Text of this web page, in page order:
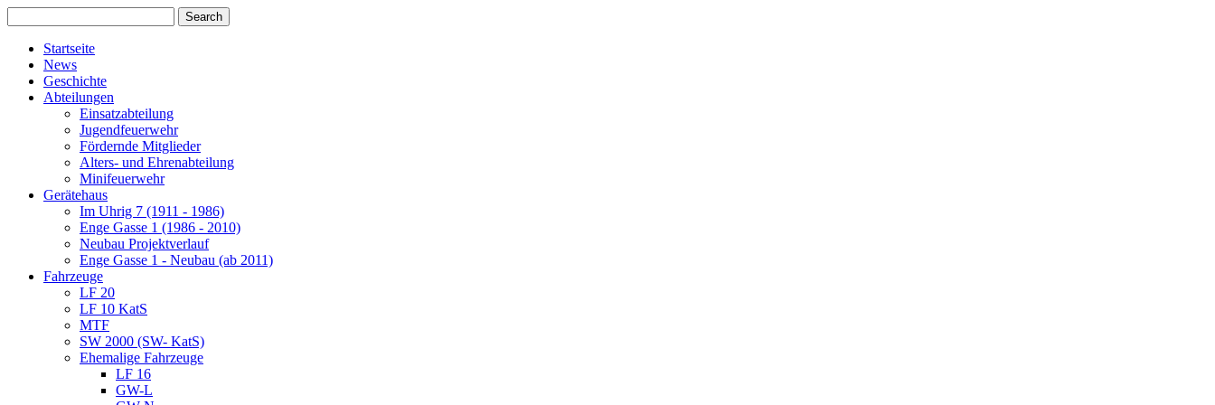
Startseite
News
Geschichte
Abteilungen
Einsatzabteilung
Jugendfeuerwehr
Fördernde Mitglieder
Alters- und Ehrenabteilung
Minifeuerwehr
Gerätehaus
Im Uhrig 7 (1911 - 1986)
Enge Gasse 1 (1986 - 2010)
Neubau Projektverlauf
Enge Gasse 1 - Neubau (ab 2011)
Fahrzeuge
LF 20
LF 10 KatS
MTF
SW 2000 (SW- KatS)
Ehemalige Fahrzeuge
LF 16
GW-L